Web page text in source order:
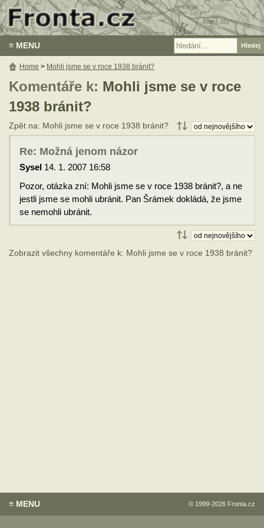
≡ MENU
Komentáře k: Mohli jsme se v roce
1938 bránit?
Zpět na: Mohli jsme se v roce 1938 bránit?
Re: Možná jenom názor
Sysel 14. 1. 2007 16:58
Pozor, otázka zní: Mohli jsme se v roce 1938 bránit?, a ne
jestli jsme se mohli ubránit. Pan Šrámek dokládá, že jsme
se nemohli ubránit.
Zobrazit všechny komentáře k: Mohli jsme se v roce 1938 bránit?
Home > Mohli jsme se v roce 1938 bránit?
© 1999-2026 Fronta.cz
≡ MENU